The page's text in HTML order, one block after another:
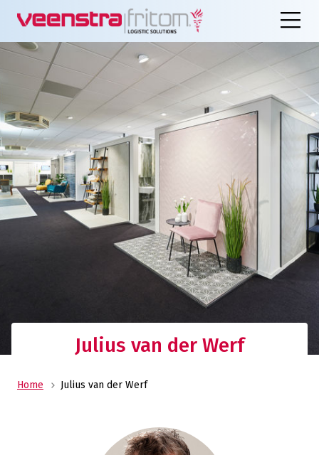
Julius van der Werf
Home Julius van der Werf